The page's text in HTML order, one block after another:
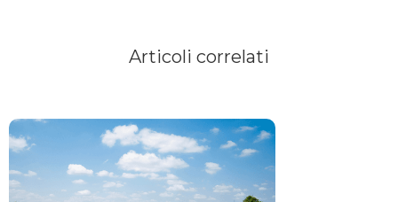
Articoli correlati